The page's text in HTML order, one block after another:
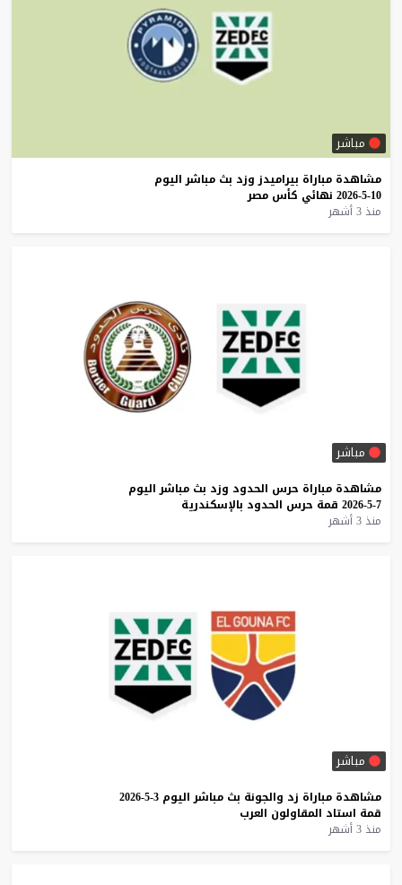
مباشر
مشاهدة مباراة بيراميدز وزد بث مباشر اليوم
10-5-2026
نهائي كأس مصر
منذ 3 أشهر
مباشر
مشاهدة مباراة حرس الحدود وزد بث مباشر اليوم
7-5-2026
قمة حرس الحدود بالإسكندرية
منذ 3 أشهر
مباشر
مشاهدة مباراة زد والجونة بث مباشر اليوم 3-5-2026
قمة استاد المقاولون العرب
منذ 3 أشهر